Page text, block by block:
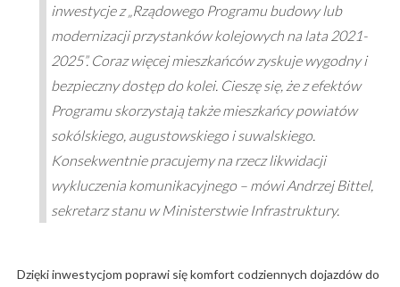
inwestycje z „Rządowego Programu budowy lub
modernizacji przystanków kolejowych na lata 2021-
2025”. Coraz więcej mieszkańców zyskuje wygodny i
bezpieczny dostęp do kolei. Cieszę się, że z efektów
Programu skorzystają także mieszkańcy powiatów
sokólskiego, augustowskiego i suwalskiego.
Konsekwentnie pracujemy na rzecz likwidacji
wykluczenia komunikacyjnego – mówi Andrzej Bittel,
sekretarz stanu w Ministerstwie Infrastruktury.
Dzięki inwestycjom poprawi się komfort codziennych dojazdów do